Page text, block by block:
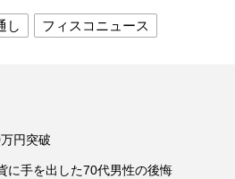
し フィスコニュース
円突破
手を出した70代男性の後悔